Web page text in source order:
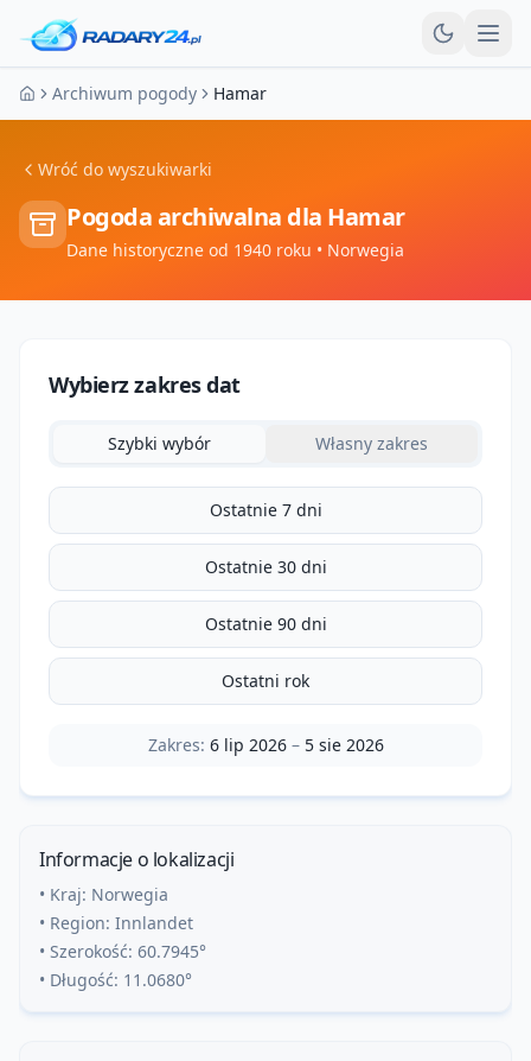
Strona główna
Archiwum pogody Hamar
Wróć do wyszukiwarki
Pogoda archiwalna dla Hamar
Dane historyczne od 1940 roku • Norwegia
Wybierz zakres dat
Szybki wybór Własny zakres
Ostatnie 7 dni
Ostatnie 30 dni
Ostatnie 90 dni
Ostatni rok
Zakres: 6 lip 2026– 5 sie 2026
Informacje o lokalizacji
• Kraj: Norwegia
• Region: Innlandet
• Szerokość: 60.7945°
• Długość: 11.0680°